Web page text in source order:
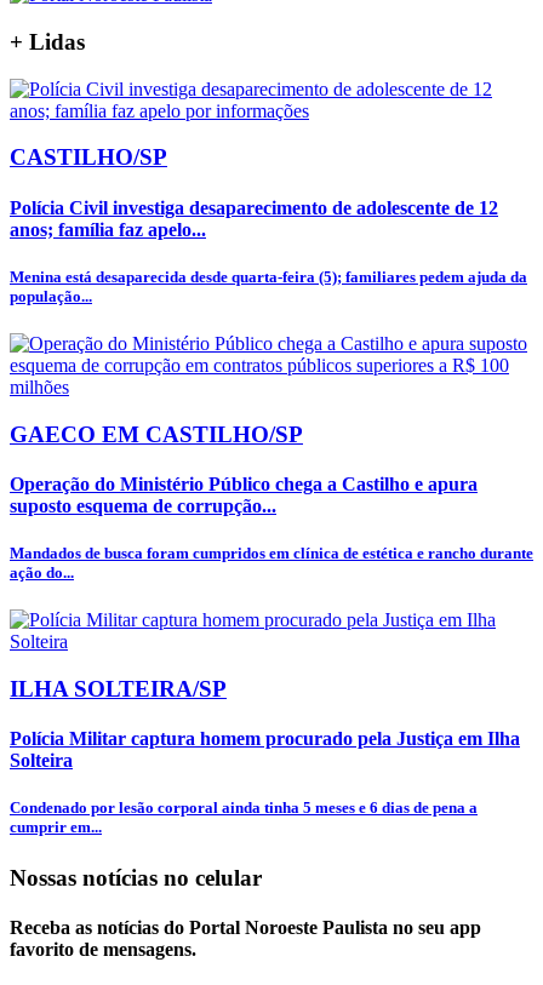
+ Lidas
CASTILHO/SP
Polícia Civil investiga desaparecimento de adolescente de 12
anos; família faz apelo...
Menina está desaparecida desde quarta-feira (5); familiares pedem ajuda da
população...
GAECO EM CASTILHO/SP
Operação do Ministério Público chega a Castilho e apura
suposto esquema de corrupção...
Mandados de busca foram cumpridos em clínica de estética e rancho durante
ação do...
ILHA SOLTEIRA/SP
Polícia Militar captura homem procurado pela Justiça em Ilha
Solteira
Condenado por lesão corporal ainda tinha 5 meses e 6 dias de pena a
cumprir em...
Nossas notícias no celular
Receba as notícias do Portal Noroeste Paulista no seu app
favorito de mensagens.